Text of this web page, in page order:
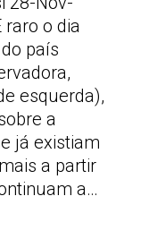
raro o dia
país
esquerda),
a
já existiam
a partir
a…